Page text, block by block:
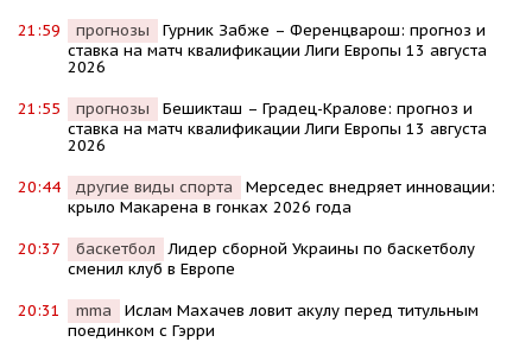
21:59 прогнозы
Гурник Забже – Ференцварош: прогноз и
ставка на матч квалификации Лиги Европы 13 августа
2026
21:55 прогнозы
Бешикташ – Градец-Кралове: прогноз и
ставка на матч квалификации Лиги Европы 13 августа
2026
20:44 другие виды спорта
Мерседес внедряет инновации:
крыло Макарена в гонках 2026 года
20:37 баскетбол
Лидер сборной Украины по баскетболу
сменил клуб в Европе
20:31 mma
Ислам Махачев ловит акулу перед титульным
поединком с Гэрри